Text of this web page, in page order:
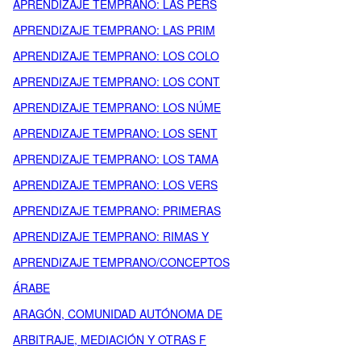
APRENDIZAJE TEMPRANO: LAS PERS
APRENDIZAJE TEMPRANO: LAS PRIM
APRENDIZAJE TEMPRANO: LOS COLO
APRENDIZAJE TEMPRANO: LOS CONT
APRENDIZAJE TEMPRANO: LOS NÚME
APRENDIZAJE TEMPRANO: LOS SENT
APRENDIZAJE TEMPRANO: LOS TAMA
APRENDIZAJE TEMPRANO: LOS VERS
APRENDIZAJE TEMPRANO: PRIMERAS
APRENDIZAJE TEMPRANO: RIMAS Y
APRENDIZAJE TEMPRANO/CONCEPTOS
ÁRABE
ARAGÓN, COMUNIDAD AUTÓNOMA DE
ARBITRAJE, MEDIACIÓN Y OTRAS F